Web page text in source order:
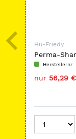
Hu-Friedy
Perma-
Herstellernr:
nur 56,29 €